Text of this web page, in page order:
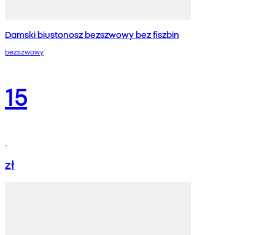
Damski biustonosz bezszwowy bez fiszbin
bezszwowy
15
zł